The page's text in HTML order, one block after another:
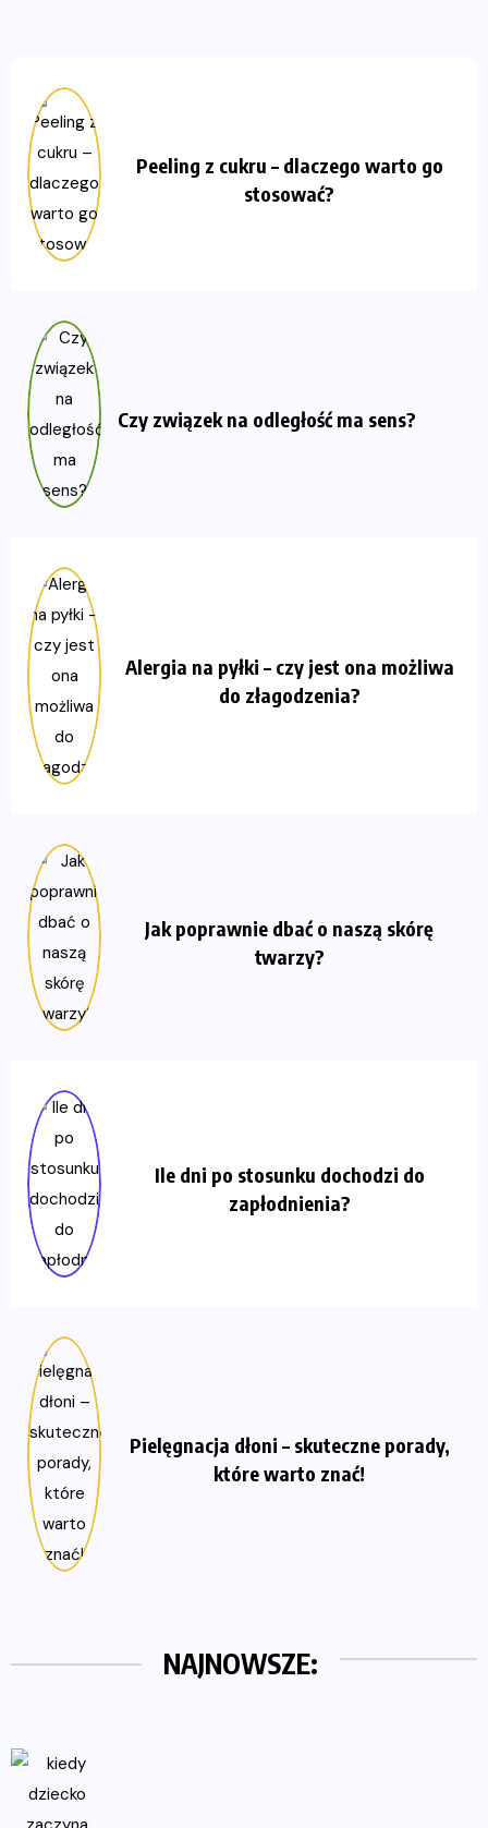
Peeling z cukru – dlaczego warto go
stosować?
Czy związek na odległość ma sens?
Alergia na pyłki – czy jest ona możliwa
do złagodzenia?
Jak poprawnie dbać o naszą skórę
twarzy?
Ile dni po stosunku dochodzi do
zapłodnienia?
Pielęgnacja dłoni – skuteczne porady,
które warto znać!
NAJNOWSZE: